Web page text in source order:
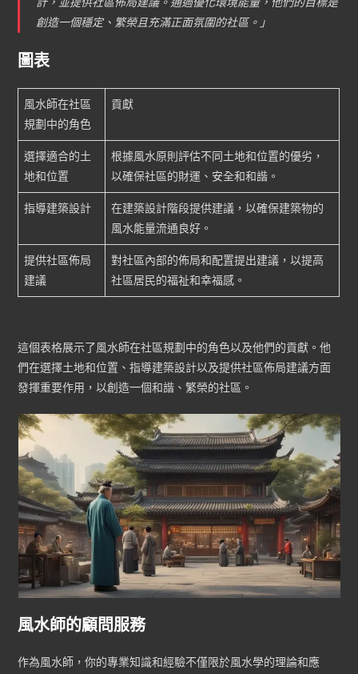
創造一個穩定、繁榮且充滿正面氛圍的社區。」
圖表
風水師在社區
規劃中的角色
貢獻
選擇適合的土
地和位置
根據風水原則評估不同土地和位置的優劣，
以確保社區的財運、安全和和諧。
指導建築設計
在建築設計階段提供建議，以確保建築物的
風水能量流通良好。
提供社區佈局
建議
對社區內部的佈局和配置提出建議，以提高
社區居民的福祉和幸福感。
這個表格展示了風水師在社區規劃中的角色以及他們的貢獻。他
們在選擇土地和位置、指導建築設計以及提供社區佈局建議方面
發揮重要作用，以創造一個和諧、繁榮的社區。
風水師的顧問服務
作為風水師，你的專業知識和經驗不僅限於風水學的理論和應